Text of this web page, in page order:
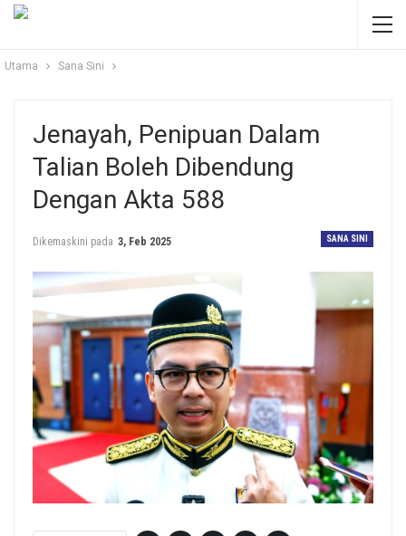
Utama Sana Sini
Jenayah, Penipuan Dalam
Talian Boleh Dibendung
Dengan Akta 588
SANA SINI
Dikemaskini pada 3, Feb 2025